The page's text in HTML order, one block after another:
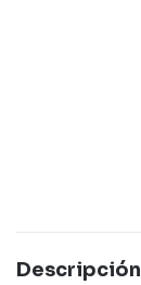
Descripción